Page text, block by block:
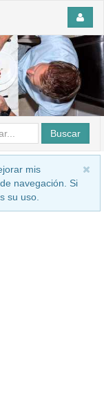
Buscar
mis
navegación. Si
su uso.